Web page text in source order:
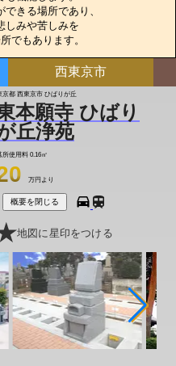
きる場所であり、
しみや苦しみを
でもあります。
西東京市
京都 西東京市 ひばりが丘
本願寺 ひばり
丘浄苑
所使用料 0.16㎡
万円より
概要を閉じる
地図に星印をつける